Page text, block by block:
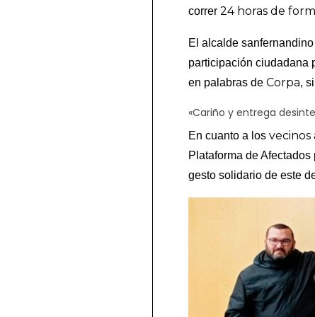
correr24 horas de
El alcalde
participación ciudadana
en palabras deCorpa,
«Cariño y entrega
En cuanto a losvecinos
Plataforma de
gesto solidario de este